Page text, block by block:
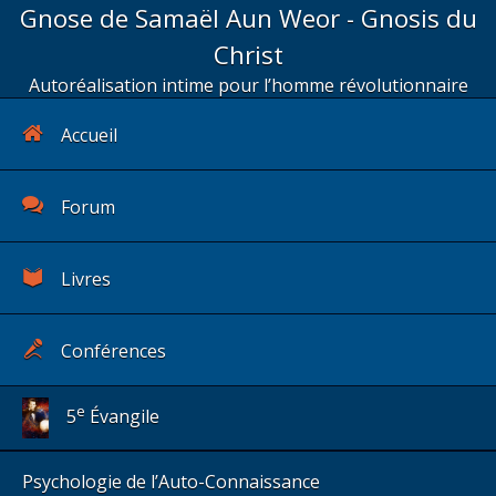
Gnose de Samaël Aun Weor - Gnosis du
Christ
Autoréalisation intime pour l’homme révolutionnaire
Accueil
Forum
Livres
Conférences
5e Évangile
Psychologie de l’Auto-Connaissance